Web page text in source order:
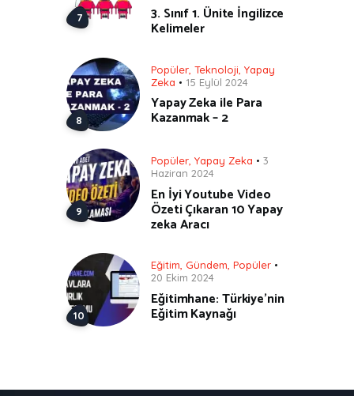
3. Sınıf 1. Ünite İngilizce
Kelimeler
Popüler Teknoloji Yapay
Zeka
15 Eylül 2024
Yapay Zeka ile Para
Kazanmak – 2
Popüler Yapay Zeka
3
Haziran 2024
En İyi Youtube Video
Özeti Çıkaran 10 Yapay
zeka Aracı
Eğitim Gündem Popüler
20 Ekim 2024
Eğitimhane: Türkiye’nin
Eğitim Kaynağı